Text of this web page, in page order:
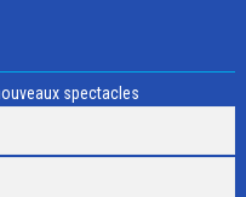
spectacles